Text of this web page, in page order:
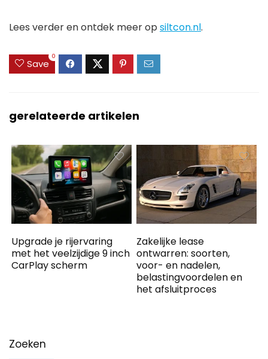
Lees verder en ontdek meer op siltcon.nl.
Save
0
gerelateerde artikelen
Upgrade je rijervaring
met het veelzijdige 9 inch
CarPlay scherm
Zakelijke lease
ontwarren: soorten,
voor- en nadelen,
belastingvoordelen en
het afsluitproces
Zoeken